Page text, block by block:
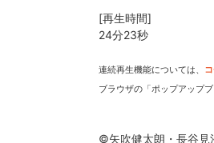
今期
[再生時間]
24分23秒
連続再生機能については、
ブラウザの「ポップアップ
©矢吹健太朗・長谷見